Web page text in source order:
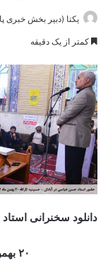
یکتا (دبیر بخش خبری
کمتر از یک دقیقه
دانلود سخنرانی
۲۰ بهمن ۹۴ – آبادان – حسینیه ثارالله